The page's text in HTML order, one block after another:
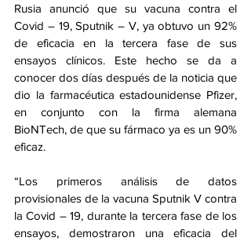
Rusia anunció que su vacuna contra el
Covid – 19, Sputnik – V, ya obtuvo un 92%
de eficacia en la tercera fase de sus
ensayos clínicos. Este hecho se da a
conocer dos días después de la noticia que
dio la farmacéutica estadounidense Pfizer,
en conjunto con la firma alemana
BioNTech, de que su fármaco ya es un 90%
eficaz.
“Los primeros análisis de datos
provisionales de la vacuna Sputnik V contra
la Covid – 19, durante la tercera fase de los
ensayos, demostraron una eficacia del